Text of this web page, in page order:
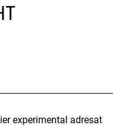
experimental adresat